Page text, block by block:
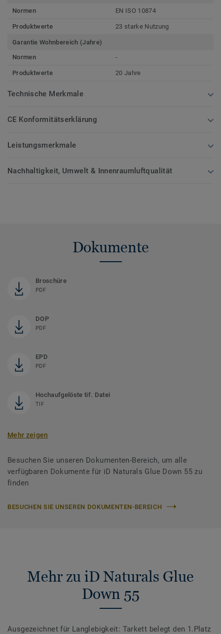
Normen
EN ISO 10874
Produktwerte 23 starke Nutzung
Garantie Wohnbereich (Jahre)
Normen
-
Produktwerte 20 Jahre
Technische Merkmale
CE Konformitätserklärung
Leistungsmerkmale
Nachhaltigkeit, Umwelt & Innenraumluftqualität
Dokumente
Broschüre
PDF
DOP
PDF
EPD
PDF
Hochaufgelöste tif. Datei
TIF
Mehr zeigen
Besuchen Sie unseren Dokumenten-Bereich, um alle
verfügbaren Dokumente für iD Naturals Glue Down 55 zu
finden
BESUCHEN SIE UNSEREN DOKUMENTEN-BEREICH
Mehr zu iD Naturals Glue
Down 55
Ausgezeichnet für Langlebigkeit: Tarkett belegt den 1.Platz